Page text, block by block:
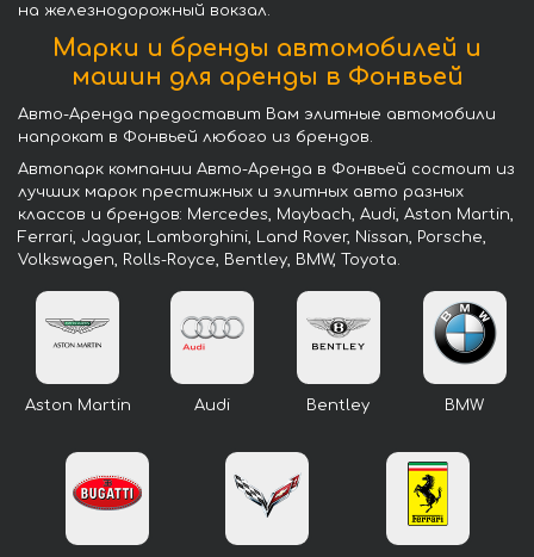
на железнодорожный вокзал.
Марки и бренды автомобилей и
машин для аренды в Фонвьей
Авто-Аренда предоставит Вам элитные автомобили
напрокат в Фонвьей любого из брендов.
Автопарк компании Авто-Аренда в Фонвьей состоит из
лучших марок престижных и элитных авто разных
классов и брендов: Mercedes, Maybach, Audi, Aston Martin,
Ferrari, Jaguar, Lamborghini, Land Rover, Nissan, Porsche,
Volkswagen, Rolls-Royce, Bentley, BMW, Toyota.
Aston Martin Audi Bentley BMW